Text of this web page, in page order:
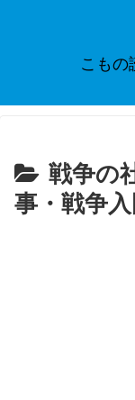
こもの
戦争の
事・戦争入